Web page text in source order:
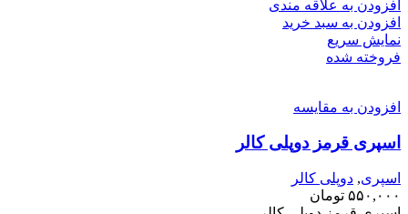
افزودن به علاقه مندی
افزودن به سبد خرید
نمایش سریع
فروخته شده
افزودن به مقایسه
اسپری قرمز دوپلی کالر
اسپری, دوپلی کالر
۵۵۰,۰۰۰ تومان